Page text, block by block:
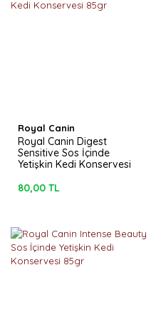
Royal Canin
Royal Canin Digest
Sensitive Sos İçinde
Yetişkin Kedi Konservesi
80,00 TL